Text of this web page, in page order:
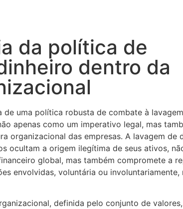
da política de
dentro da
de uma política robusta de combate à
apenas como um imperativo legal, mas
organizacional das empresas. A lavagem de
ocultam a origem ilegítima de seus ativos,
global, mas também compromete a
envolvidas, voluntária ou involuntariamente,
definida pelo conjunto de